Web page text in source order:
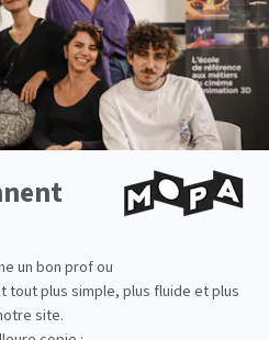
École MoPA (@ecole_mopa)
une boucle
suivie d'un
de MoPA.